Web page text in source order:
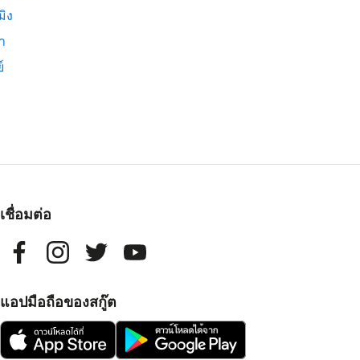
ง
เชื่อมต่อ
แอปมือถือของสกู๊ต